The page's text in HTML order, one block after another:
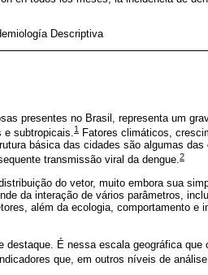
Descriptiva
presentes no Brasil, representa um
e subtropicais.1
Fatores climáticos,
básica das cidades são algumas
transmissão viral da dengue.2
do vetor, muito embora sua
da interação de vários parâmetros,
além da ecologia, comportamento e
destaque. É nessa escala geográfica
que, em outros níveis de